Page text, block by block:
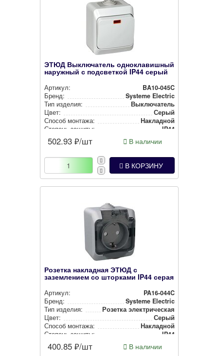
ЭТЮД Выключатель одноклавишный
наружный с подсветкой IP44 серый
Артикул:
BA10-045C
Бренд:
Systeme Electric
Тип изделия:
Вык­лю­ча­тель
Цвет:
Серый
Способ монтажа:
Накладной
Степень защиты:
IP44
502.93 ₽/шт В наличии
В КОРЗИНУ
Розетка накладная ЭТЮД с
заземлением со шторками IP44 серая
Артикул:
PA16-044C
Бренд:
Systeme Electric
Тип изделия:
Розетка элек­три­чес­кая
Цвет:
Серый
Способ монтажа:
Накладной
Степень защиты:
IP44
400.85 ₽/шт В наличии